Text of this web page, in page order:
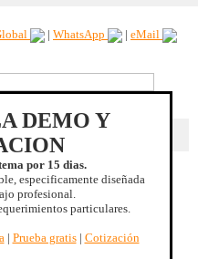
| WhatsApp | eMail
DEMO Y
por 15 dias.
especificamente diseñada
profesional.
particulares.
| Prueba gratis| Cotización
a usuarios. |